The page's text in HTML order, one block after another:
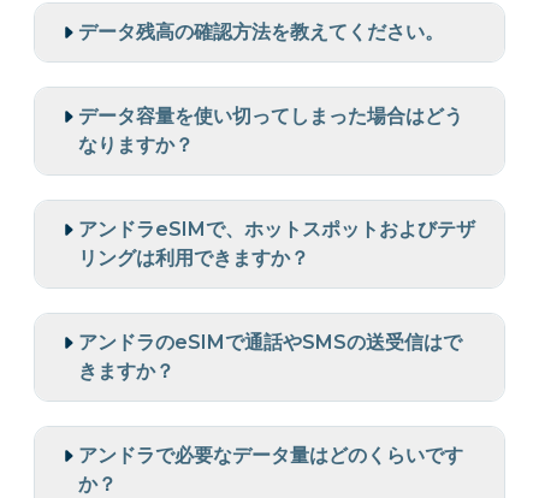
データ残高の確認方法を教えてください。
データ容量を使い切ってしまった場合はどう
なりますか？
アンドラeSIMで、ホットスポットおよびテザ
リングは利用できますか？
アンドラのeSIMで通話やSMSの送受信はで
きますか？
アンドラで必要なデータ量はどのくらいです
か？